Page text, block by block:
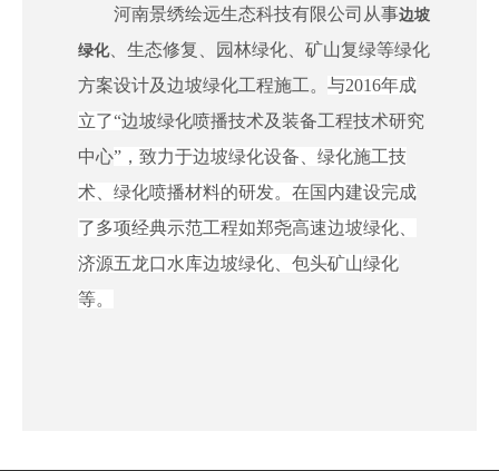
河南景绣绘远生态科技有限公司从事边坡
绿化、生态修复、园林绿化、矿山复绿等绿化
方案设计及边坡绿化工程施工。 与2016年成
立了“边坡绿化喷播技术及装备工程技术研究
中心”， 致力于边坡绿化设备、绿化施工技
术、绿化喷播材料的研发。在国内建设完成
了多项经典示范工程如郑尧高速边坡绿化、
济源五龙口水库边坡绿化、包头矿山绿化
等。